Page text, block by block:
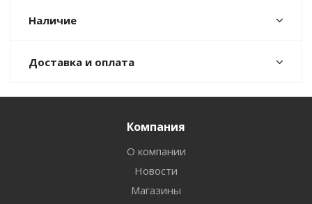
Наличие
Доставка и оплата
Компания
О компании
Новости
Магазины